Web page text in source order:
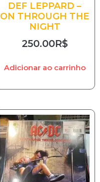
DEF LEPPARD –
ON THROUGH THE
NIGHT
250.00R$
Adicionar ao carrinho